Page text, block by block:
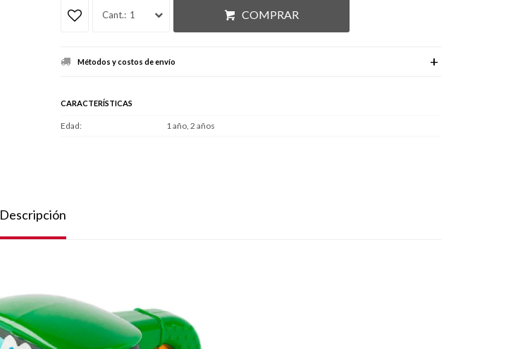
1 COMPRAR
Métodos y costos de envío
CARACTERÍSTICAS
Edad 1 año, 2 años
Descripción